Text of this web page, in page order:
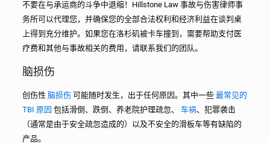
不要在与承运商的斗争中退缩！Hillstone Law 事故与伤害律师事
务所可以代理您，并确保您的全部合法权利和经济利益在谈判桌
上得到充分维护。如果您在洛杉矶被卡车撞到，需要帮助支付医
疗费和其他与事故相关的费用，请联系我们的团队。
脑损伤
创伤性 脑损伤 可能随时发生，出于任何原因。其中一些 最常见的
TBI 原因 包括滑倒、跌倒、养老院护理疏忽、 车祸、犯罪袭击
（通常是由于安全疏忽造成的）以及不安全的滑板车等有缺陷的
产品。